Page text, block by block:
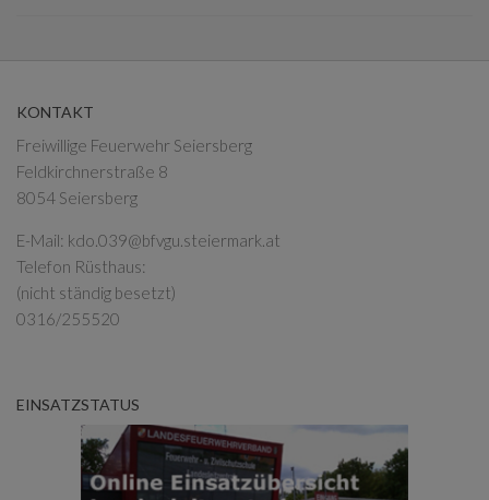
KONTAKT
Freiwillige Feuerwehr Seiersberg
Feldkirchnerstraße 8
8054 Seiersberg
E-Mail: kdo.039@bfvgu.steiermark.at
Telefon Rüsthaus:
(nicht ständig besetzt)
0316/255520
EINSATZSTATUS